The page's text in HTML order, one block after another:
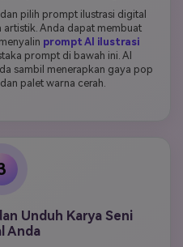
pilih prompt ilustrasi digital
Anda dapat membuat
prompt AI ilustrasi
prompt di bawah ini. AI
sambil menerapkan gaya pop
palet warna cerah.
Unduh Karya Seni
Anda